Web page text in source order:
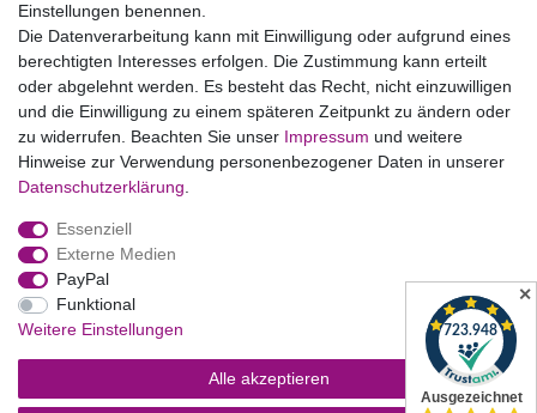
Einstellungen benennen.
Die Datenverarbeitung kann mit Einwilligung oder aufgrund eines
berechtigten Interesses erfolgen. Die Zustimmung kann erteilt
oder abgelehnt werden. Es besteht das Recht, nicht einzuwilligen
und die Einwilligung zu einem späteren Zeitpunkt zu ändern oder
zu widerrufen. Beachten Sie unser Impressum und weitere
Hinweise zur Verwendung personenbezogener Daten in unserer
Daten­schutz­erklärung
Essenziell
Externe Medien
PayPal
Funktional
Weitere Einstellungen
Alle akzeptieren
B2BKunden
Zum Händlerbereich
PrivatKunden
Neukundenanmeldung
Mein Konto
Zahlung & Versand ✕